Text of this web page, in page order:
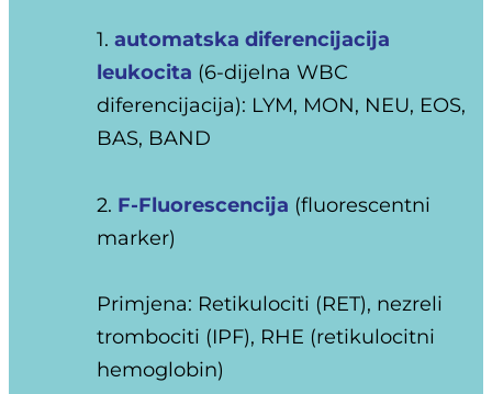
1. automatska diferencijacija
leukocita (6-dijelna WBC
diferencijacija): LYM, MON, NEU, EOS,
BAS, BAND
2. F-Fluorescencija (fluorescentni
marker)
Primjena: Retikulociti (RET), nezreli
trombociti (IPF), RHE (retikulocitni
hemoglobin)